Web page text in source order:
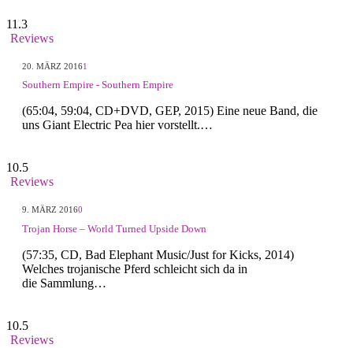
11.3
Reviews
20. MÄRZ 20161
Southern Empire - Southern Empire
(65:04, 59:04, CD+DVD, GEP, 2015) Eine neue Band, die
uns Giant Electric Pea hier vorstellt.…
10.5
Reviews
9. MÄRZ 20160
Trojan Horse – World Turned Upside Down
(57:35, CD, Bad Elephant Music/Just for Kicks, 2014)
Welches trojanische Pferd schleicht sich da in
die Sammlung…
10.5
Reviews